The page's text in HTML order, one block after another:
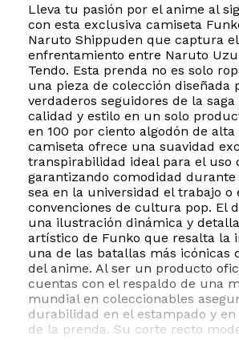
Lleva tu pasión por el anime al
con esta exclusiva camiseta
Naruto Shippuden que captura
enfrentamiento entre Naruto
Tendo. Esta prenda no es solo
una pieza de colección diseñada
verdaderos seguidores de la
calidad y estilo en un solo
en 100 por ciento algodón de alta
camiseta ofrece una suavidad
transpirabilidad ideal para el uso
garantizando comodidad durante
sea en la universidad el trabajo o
convenciones de cultura pop. El
una ilustración dinámica y
artístico de Funko que resalta la
una de las batallas más icónicas
del anime. Al ser un producto
cuentas con el respaldo de una
mundial en coleccionables
durabilidad en el estampado y
de la prenda. Su corte recto